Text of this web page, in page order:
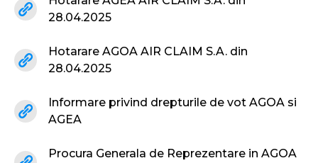
28.04.2025
Hotarare AGOA AIR CLAIM S.A. din
28.04.2025
Informare privind drepturile de vot AGOA si
AGEA
Procura Generala de Reprezentare in AGOA